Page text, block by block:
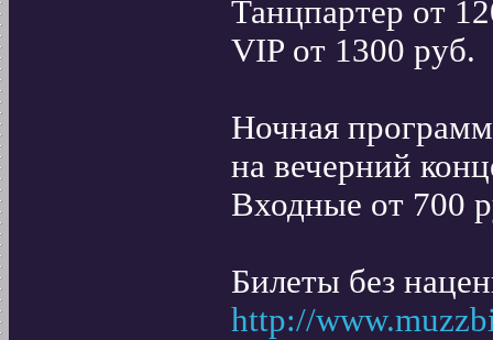
Танцпартер от
VIP от 1300 руб.
Ночная
на вечерний
Входные от 700
Билеты без
http://